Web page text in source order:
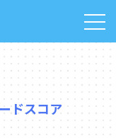
ドスコア